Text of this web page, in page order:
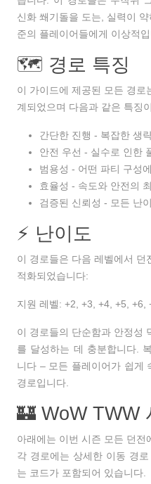
신화 쐐기돌을 도는, 실력이
준의 플레이어들에게 이상적입
🗺️ 경로 특징
이 가이드에 제공된 모든 경로
계되었으며 다음과 같은 특징
간단한 진행 - 복잡한 생
안전 우선 - 실수로 인한
범용성 - 어떤 파티 구성
효율성 - 속도와 안전의
검증된 신뢰성 - 모든 난
⚡ 난이도
이 경로들은 다음 레벨에서 던
적화되었습니다:
지원 레벨: +2, +3, +4, +5, +6,
이 경로들의 단순함과 안정성
를 달성하는 데 충분합니다.
니다 – 모든 플레이어가 쉽게
경로입니다.
🏰 WoW TWW
아래에는 이번 시즌 모든 던전
각 경로에는 상세한 이동 경
는 코드가 포함되어 있습니다.